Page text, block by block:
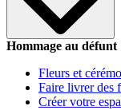
Hommage au défunt
Fleurs et
Faire livrer des
Créer votre